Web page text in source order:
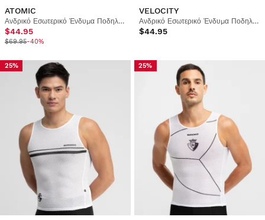
ATOMIC
Ανδρικό Εσωτερικό Ένδυμα Ποδηλασίας
$44.95
$69.95-40%
VELOCITY
Ανδρικό Εσωτερικό Ένδυμα Ποδηλασίας
$44.95
25% 25%